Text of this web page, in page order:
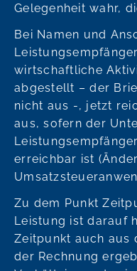
Gelegenheit wahr,
Bei Namen und
wirtschaftliche
abgestellt – der
nicht aus -, jetzt
aus, sofern der
erreichbar ist
Zu dem Punkt
Leistung ist darauf
Zeitpunkt auch aus
der Rechnung